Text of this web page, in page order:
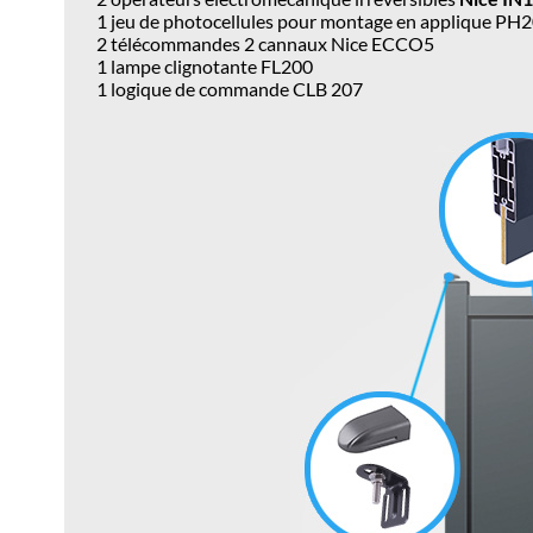
1 jeu de photocellules pour montage en applique
2 télécommandes 2 cannaux Nice ECCO5
1 lampe clignotante FL200
1 logique de commande CLB 207